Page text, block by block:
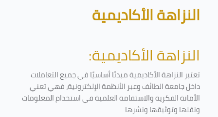
الكتل
النزاهة الأكاديمية
النزاهة الأكاديمية:
تعتبر النزاهة الأكاديمية مبدئا أساسيًا في جميع التعاملات
داخل جامعة الطائف وعبر الأنظمة الإلكترونية، فهي تعني
الأمانة الفكرية والاستقامة العلمية في استخدام المعلومات
ونقلها وتوثيقها ونشرها